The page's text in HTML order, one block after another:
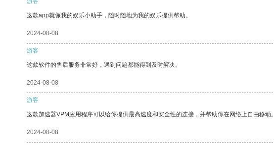
这款app就像我的娱乐小助手，随时随地为我的娱乐提供帮助。
2024-08-08
游客
这款软件的售后服务非常好，遇到问题都能得到及时解决。
2024-08-08
游客
这款加速器VPM应用程序可以给你提供最高速度和安全性的连接，并帮助你在网络上自由移动。
2024-08-08